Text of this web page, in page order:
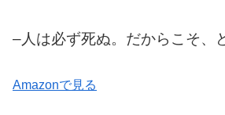
–人は必ず死ぬ。だからこそ、
Amazonで見る